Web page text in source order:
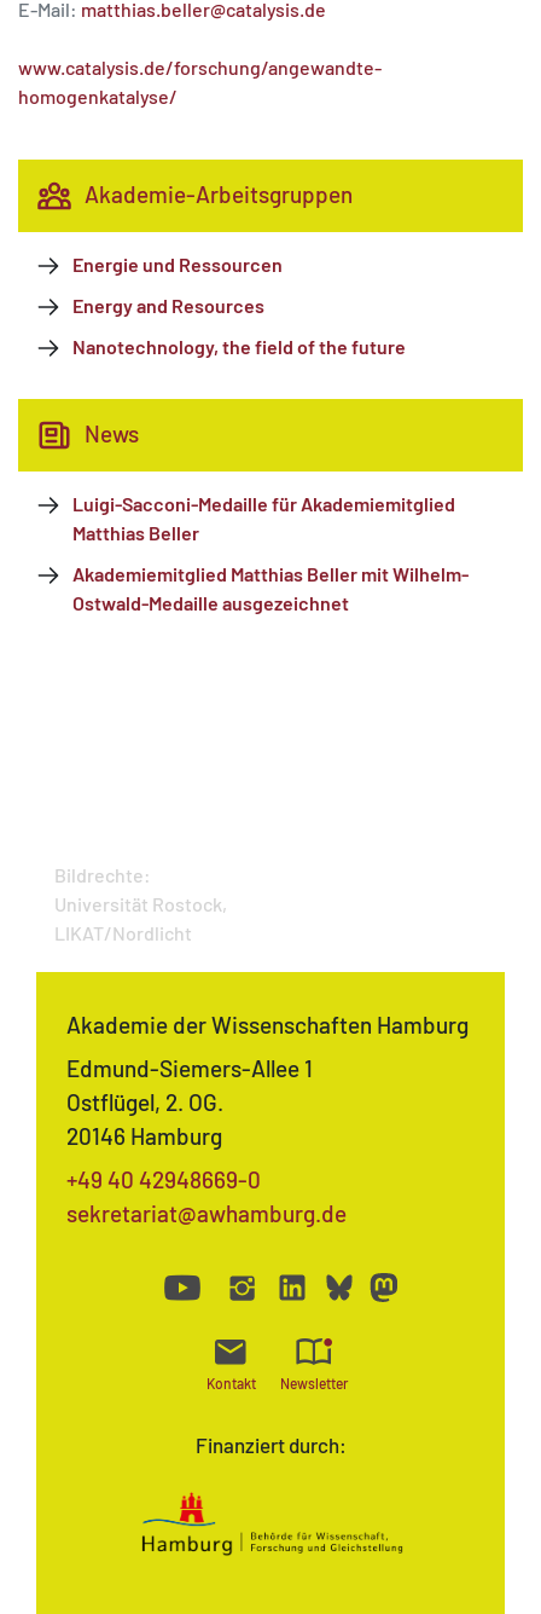
E-Mail: matthias.beller@catalysis.de
www.catalysis.de/forschung/angewandte-
homogenkatalyse/
Akademie-Arbeitsgruppen
Energie und Ressourcen
Energy and Resources
Nanotechnology, the field of the future
News
Luigi-Sacconi-Medaille für Akademiemitglied
Matthias Beller
Akademiemitglied Matthias Beller mit Wilhelm-
Ostwald-Medaille ausgezeichnet
Bildrechte:
Universität Rostock,
LIKAT/Nordlicht
Finanziert durch:
Akademie der Wissenschaften Hamburg
Edmund-Siemers-Allee 1
Ostflügel, 2. OG.
20146 Hamburg
+49 40 42948669-0
sekretariat@awhamburg.de
Kontakt Newsletter